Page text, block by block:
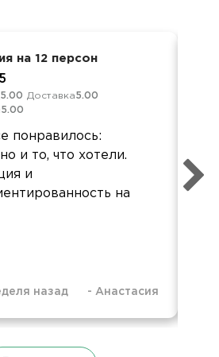
на 12 персон
5
5.00 Доставка5.00
5.00
понравилось:
и то, что хотели.
и
на
назад - Анастасия